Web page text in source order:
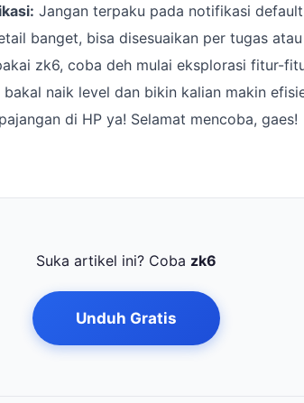
Jangan terpaku pada notifikasi
banget, bisa disesuaikan per tugas
zk6, coba deh mulai eksplorasi fitur-
naik level dan bikin kalian makin
di HP ya! Selamat mencoba, gaes!
Suka artikel ini? Coba zk6
Unduh Gratis